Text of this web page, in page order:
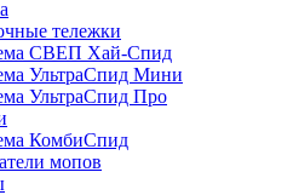
тележки
СВЕП Хай-Спид
УльтраСпид Мини
УльтраСпид Про
КомбиСпид
мопов